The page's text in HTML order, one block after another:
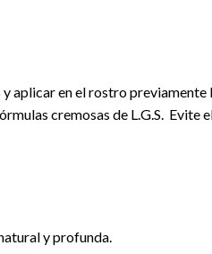
y aplicar en el rostro
cremosas de L.G.S. Evite
y profunda.